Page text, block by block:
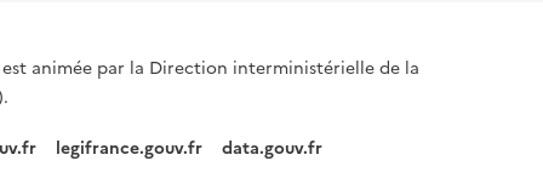
est animée par la Direction interministérielle de la
legifrance.gouv.fr data.gouv.fr